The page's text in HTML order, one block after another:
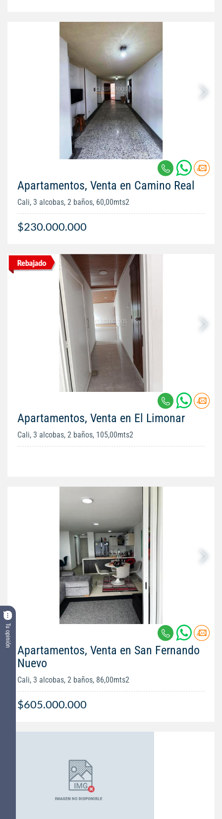
Tu opinión
Apartamentos, Venta en Camino Real
Cali, 3 alcobas, 2 baños, 60,00mts2
$230.000.000
Apartamentos, Venta en El Limonar
Cali, 3 alcobas, 2 baños, 105,00mts2
Apartamentos, Venta en San Fernando
Nuevo
Cali, 3 alcobas, 2 baños, 86,00mts2
$605.000.000